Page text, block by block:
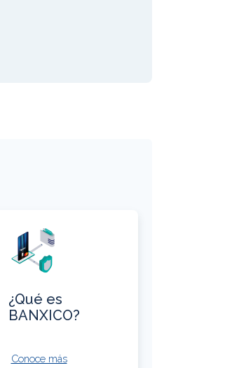
¿Qué es
BANXICO?
Conoce más